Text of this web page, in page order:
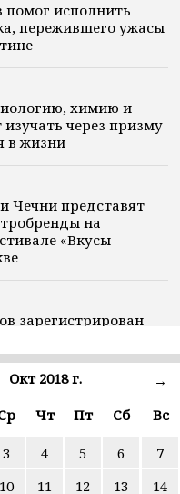
исполнить
пережившего ужасы
химию и
через призму
в жизни
Чечни представят
на
«Вкусы
зарегистрирован
рассказала
Окт 2018 г.
→
Чт Пт Сб Вс
3 4 5 6
7
10 11 12 13 14